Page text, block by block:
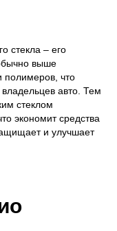
стекла – его
выше
полимеров, что
авто. Тем
стеклом
экономит средства
и улучшает